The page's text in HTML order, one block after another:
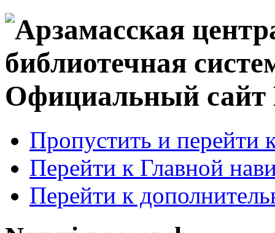
Официальный
Пропустить и перейти
Перейти к Главной
Перейти к